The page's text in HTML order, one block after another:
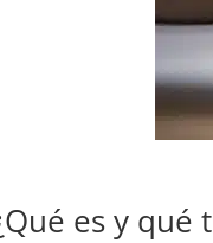
es y qué